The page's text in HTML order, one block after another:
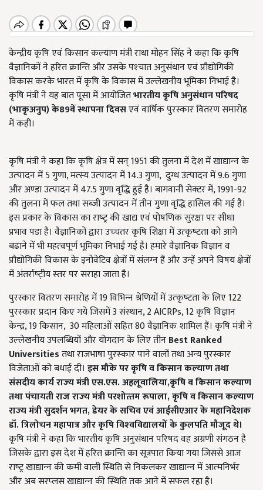
केन्द्रीय कृषि एवं किसान कल्याण मंत्री राधा मोहन सिंह ने कहा कि कृषि
वैज्ञानिकों ने हरित क्रान्ति और उसके पश्‍चात अनुसंधान एवं प्रौद्योगिकी
विकास करके भारत में कृषि के विकास में उल्‍लेखनीय भूमिका निभाई है।
कृषि मंत्री ने यह बात पूसा में आयोजितभारतीय कृषि अनुसंधान परिषद
(भाकृअनुप) के89वें स्थापना दिवसएवं वार्षिक पुरस्कार वितरण समारोह
में कही।
कृषि मंत्री ने कहा कि कृषि क्षेत्र में सन् 1951 की तुलना में देश में खाद्यान्‍न के
उत्‍पादन में 5 गुणा, मत्‍स्‍य उत्‍पादन में 14.3 गुणा, दुग्‍ध उत्‍पादन में 9.6 गुणा
और अण्‍डा उत्‍पादन में 47.5 गुणा वृद्धि हुई है। बागवानी सेक्‍टर में, 1991-92
की तुलना में फल तथा सब्‍जी उत्‍पादन में तीन गुणा वृद्धि हासिल की गई है।
इस प्रकार के विकास का राष्‍ट्र की खाद्य एवं पोषणिक सुरक्षा पर सीधा
प्रभाव पडा है। वैज्ञानिकों द्वारा उच्‍चतर कृषि शिक्षा में उत्‍कृष्‍टता को आगे
बढाने में भी महत्‍वपूर्ण भूमिका निभाई गई है। हमारे वैज्ञानिक विज्ञान व
प्रौद्योगिकी विकास के इनोवेटिव क्षेत्रों में संलग्‍न हैं और उन्‍हें अपने विषय क्षेत्रों
में अंतर्राष्‍ट़ीय स्‍तर पर सराहा जाता है।
पुरस्कार वितरण समारोह में 19 विभिन्‍न श्रेणियों में उत्‍कृष्‍टता के लिए 122
पुरस्‍कार प्रदान किए गये जिसमें 3 संस्‍थान, 2 AICRPs, 12 कृषि विज्ञान
केन्‍द्र, 19 किसान, 30 महिलाओं सहित 80 वैज्ञानिक शामिल हैं। कृषि मंत्री ने
उल्‍लेखनीय उपलब्धियों और योगदान के लिए तीनBest Ranked
Universitiesतथा राजभाषा पुरस्‍कार पाने वालों तथा अन्य पुरस्कार
विजेताओं को बधाई दी। इस मौके पर कृषि व किसान कल्‍याण तथा
संसदीय कार्य राज्‍य मंत्री एस.एस. अहलूवालिया,कृषि व किसान कल्‍याण
तथा पंचायती राज राज्‍य मंत्री परशोत्‍तम रूपाला,कृषि व किसान कल्‍याण
राज्‍य मंत्री सुदर्शन भगत,डेयर के सचिव एवं आईसीएआर के महानिदेशक
डॉ. त्रिलोचन महापात्र और कृषि विश्‍वविद्यालयों के कुलपति मौजूद थे।
कृषि मंत्री ने कहा कि भारतीय कृषि अनुसंधान परिषद वह अग्रणी संगठन है
जिसके द्वारा इस देश में हरित क्रान्ति का सूत्रपात किया गया जिससे आज
राष्‍ट्र खाद्यान्‍न की कमी वाली स्थिति से निकलकर खाद्यान्‍न में आत्‍मनिर्भर
और अब सरप्‍लस खाद्यान्‍न की स्थिति तक आने में सफल रहा है।